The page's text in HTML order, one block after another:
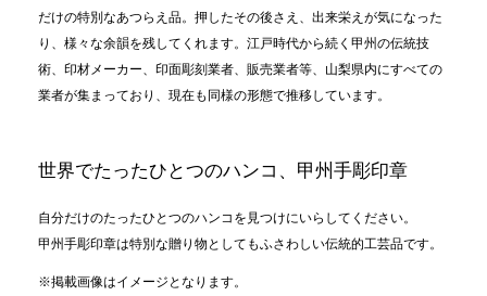
だけの特別なあつらえ品。押したその後さえ、出来栄えが気になった
り、様々な余韻を残してくれます。江戸時代から続く甲州の伝統技
術、印材メーカー、印面彫刻業者、販売業者等、山梨県内にすべての
業者が集まっており、現在も同様の形態で推移しています。
世界でたったひとつのハンコ、甲州手彫印章
自分だけのたったひとつのハンコを見つけにいらしてください。
甲州手彫印章は特別な贈り物としてもふさわしい伝統的工芸品です。
※掲載画像はイメージとなります。